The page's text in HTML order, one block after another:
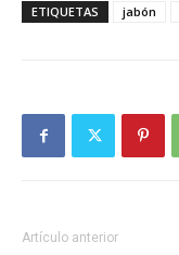
ETIQUETAS
jabón
Artículo anterior